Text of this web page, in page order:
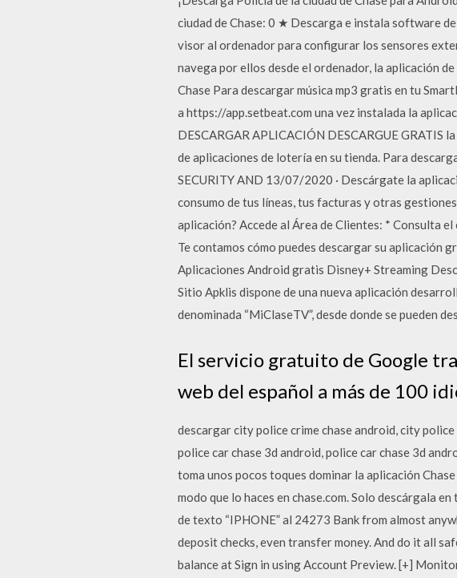
ciudad de Chase: 0 ★ Descarga e instala software
visor al ordenador para configurar los sensores
navega por ellos desde el ordenador, la aplicación
Chase Para descargar música mp3 gratis en tu
a https://app.setbeat.com una vez instalada la
DESCARGAR APLICACIÓN DESCARGUE
de aplicaciones de lotería en su tienda. Para
SECURITY AND 13/07/2020 · Descárgate la
consumo de tus líneas, tus facturas y otras
aplicación? Accede al Área de Clientes: * Consulta
Te contamos cómo puedes descargar su aplicación
Aplicaciones Android gratis Disney+ Streaming
Sitio Apklis dispone de una nueva aplicación
denominada “MiClaseTV”, desde donde se pueden
El servicio gratuito de Google
web del español a más de 100
descargar city police crime chase android, city
police car chase 3d android, police car chase 3d
toma unos pocos toques dominar la aplicación
modo que lo haces en chase.com. Solo descárgala
de texto “IPHONE” al 24273 Bank from almost
deposit checks, even transfer money. And do it all
balance at Sign in using Account Preview. [+]